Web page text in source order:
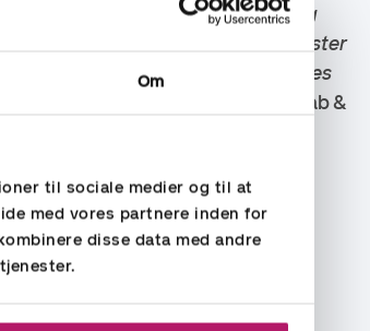
Om
til sociale medier og til at
med vores partnere inden for
disse data med andre
kundeorienterede tankegang og
med at levere regnskabstjenester
samtidig med at vi giver både vores
Berg Svendsen, CEO for Regnskab &